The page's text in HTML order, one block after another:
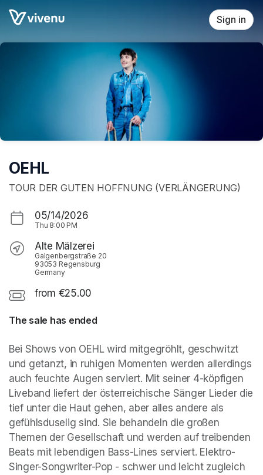
Skip header
Sign in
OEHL
TOUR DER GUTEN HOFFNUNG (VERLÄNGERUNG)
05/14/2026
Thu 8:00 PM
Alte Mälzerei
Galgenbergstraße 20
93053 Regensburg
Germany
from €25.00
The sale has ended
Bei Shows von OEHL wird mitgegröhlt, geschwitzt
und getanzt, in ruhigen Momenten werden allerdings
auch feuchte Augen serviert. Mit seiner 4-köpfigen
Liveband liefert der österreichische Sänger Lieder die
tief unter die Haut gehen, aber alles andere als
gefühlsduselig sind. Sie behandeln die großen
Themen der Gesellschaft und werden auf treibenden
Beats mit lebendigen Bass-Lines serviert. Elektro-
Singer-Songwriter-Pop - schwer und leicht zugleich